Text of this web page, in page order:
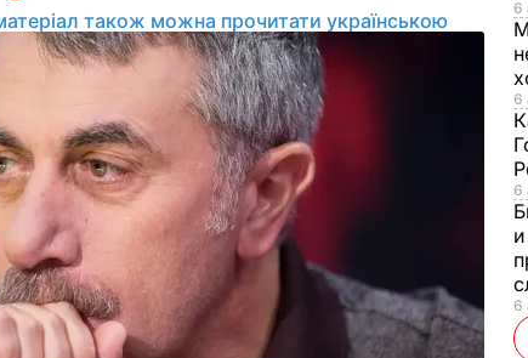
також можна прочитати українською 6
6
6
6